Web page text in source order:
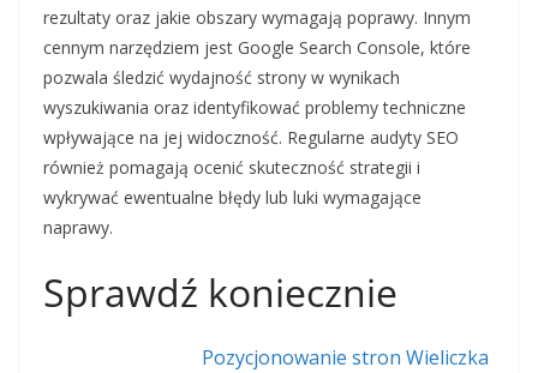
rezultaty oraz jakie obszary wymagają poprawy. Innym
cennym narzędziem jest Google Search Console, które
pozwala śledzić wydajność strony w wynikach
wyszukiwania oraz identyfikować problemy techniczne
wpływające na jej widoczność. Regularne audyty SEO
również pomagają ocenić skuteczność strategii i
wykrywać ewentualne błędy lub luki wymagające
naprawy.
Sprawdź koniecznie
Pozycjonowanie stron Wieliczka